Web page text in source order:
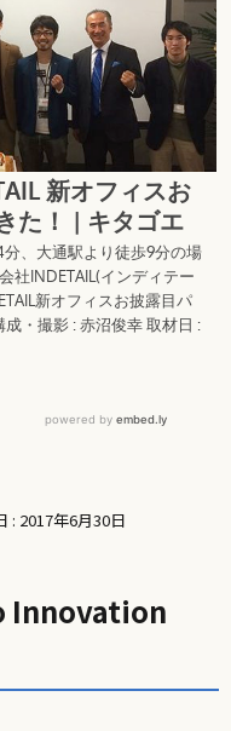
: 2017年6月30日
Innovation